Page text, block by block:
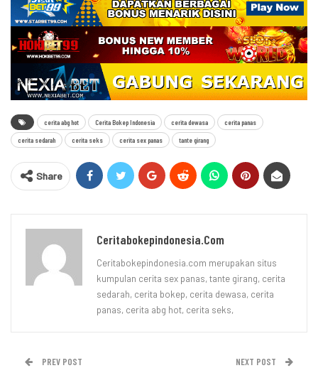
cerita abg hot Cerita Bokep Indonesia cerita dewasa cerita panas
cerita sedarah cerita seks cerita sex panas tante girang
Share
Ceritabokepindonesia.com
Ceritabokepindonesia.com merupakan situs
kumpulan cerita sex panas, tante girang, cerita
sedarah, cerita bokep, cerita dewasa, cerita
panas, cerita abg hot, cerita seks,
PREV POST NEXT POST